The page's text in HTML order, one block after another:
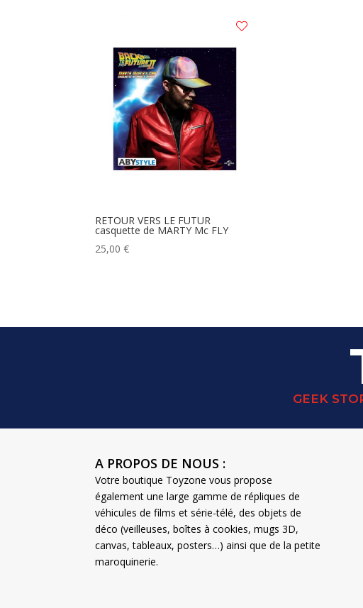
RETOUR VERS LE FUTUR
casquette de MARTY Mc FLY
25,00€
GEEK
A PROPOS DE NOUS :
Votre boutique Toyzone vous propose
également une large gamme de répliques de
véhicules de films et série-télé, des objets de
déco (veilleuses, boîtes à cookies, mugs 3D,
canvas, tableaux, posters…) ainsi que de la petite
maroquinerie.